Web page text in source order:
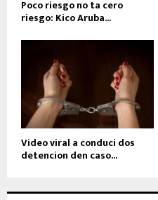
Poco riesgo no ta cero
riesgo: Kico Aruba...
Video viral a conduci dos
detencion den caso...